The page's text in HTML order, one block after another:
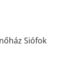
Siófok